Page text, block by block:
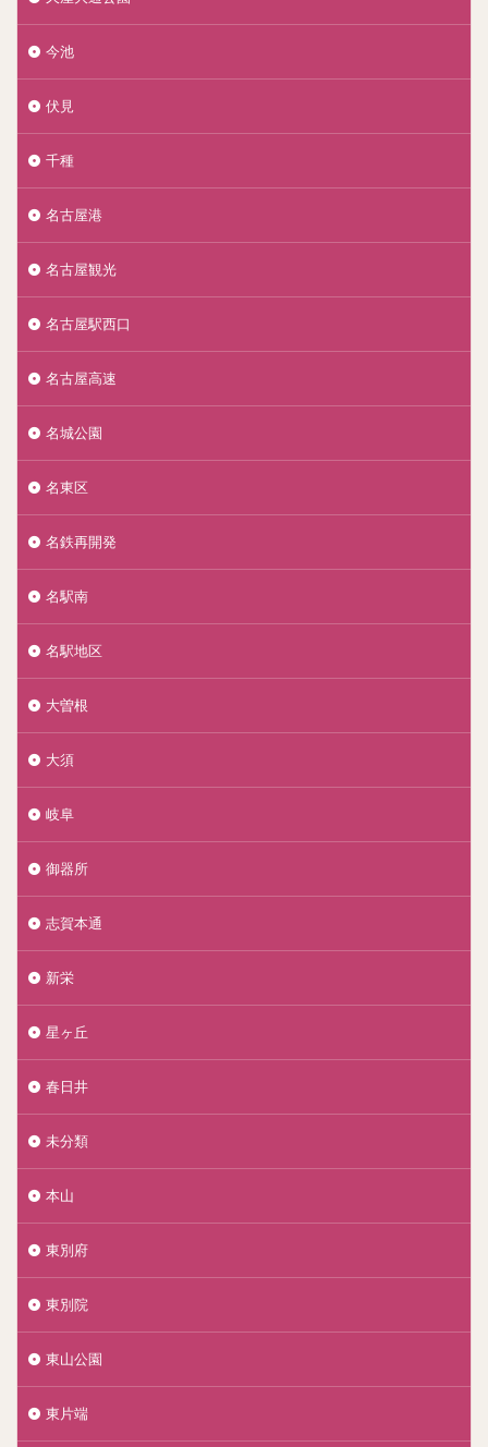
今池
伏見
千種
名古屋港
名古屋観光
名古屋駅西口
名古屋高速
名城公園
名東区
名鉄再開発
名駅南
名駅地区
大曽根
大須
岐阜
御器所
志賀本通
新栄
星ヶ丘
春日井
未分類
本山
東別府
東別院
東山公園
東片端